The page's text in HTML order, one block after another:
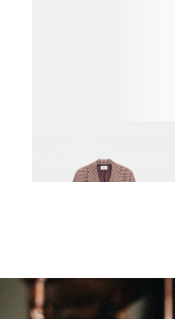
ЖАКЕТ В КЛЕТКУ ИЗ
21 990 ₽